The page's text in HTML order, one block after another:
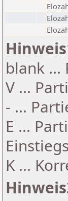
blank
V ...
- ...
E ...
K ...